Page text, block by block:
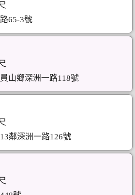
65-3號
山鄉深洲一路118號
鄰深洲一路126號